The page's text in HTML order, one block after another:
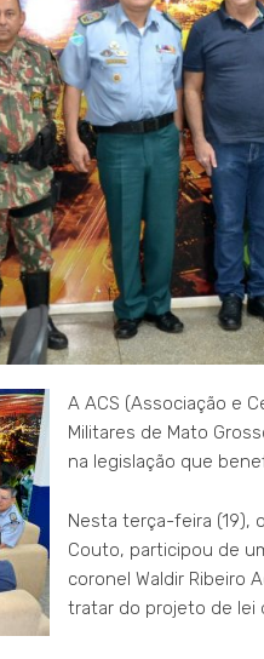
A ACS (Associação e
Militares de Mato
na legislação que
Nesta terça-feira (19),
Couto, participou de
coronel Waldir Ribeiro
tratar do projeto de lei